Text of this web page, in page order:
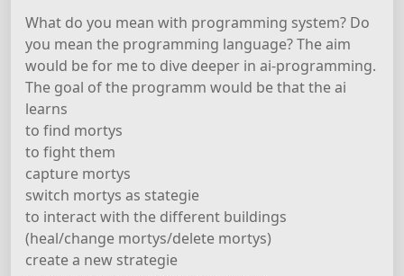
What do you mean with programming system? Do
you mean the programming language? The aim
would be for me to dive deeper in ai-programming.
The goal of the programm would be that the ai
learns
to find mortys
to fight them
capture mortys
switch mortys as stategie
to interact with the different buildings
(heal/change mortys/delete mortys)
create a new strategie